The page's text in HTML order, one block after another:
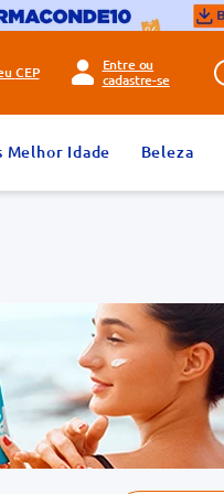
CEP
Entre ou
cadastre-se
Melhor Idade Beleza